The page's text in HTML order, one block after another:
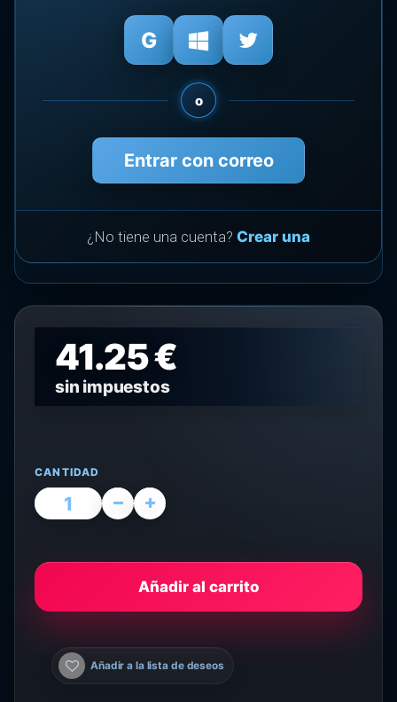
o
Entrar con correo
¿No tiene una cuenta? Crear una
41.25 €
sin impuestos
CANTIDAD
Añadir al carrito
Añadir a la lista de deseos